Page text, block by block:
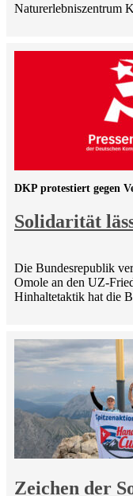
Naturerlebniszentrum
Solidarität
DKP protestiert gegen
Die Bundesrepublik
Omole an den UZ-
Hinhaltetaktik hat die
Zeichen der